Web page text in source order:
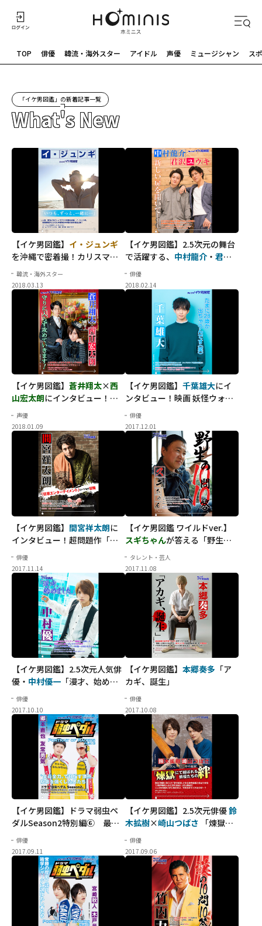
TOP 俳優 韓流・海外スター アイドル 声優 ミュージシャン ス
「イケ男図鑑」の新着記事一覧
What's New
【イケ男図鑑】 イ・ジュンギ
を沖縄で密着撮！カリスマ俳
優が語る、自分と"家族"のこ
れから
韓流・海外スター
2018.03.13
【イケ男図鑑】2.5次元の舞台
で活躍する、 中村龍介 ・ 君沢
ユウキ
る！
俳優
2018.02.14
【イケ男図鑑】 蒼井翔太×西
山宏太朗にインタビュー！
「守りに入らず攻めていきま
す！」
声優
2018.01.09
【イケ男図鑑】 千葉雄大にイ
ンタビュー！映画 妖怪ウォッ
チのアフレコで...
俳優
2017.12.01
【イケ男図鑑】 間宮祥太朗に
インタビュー！超問題作「全
員死刑」で映画初主演した理
由とは？
俳優
2017.11.14
【イケ男図鑑 ワイルドver.】
スギちゃんが答える「野生の
10問10答」
タレント・芸人
2017.11.08
【イケ男図鑑】2.5次元人気俳
優・ 中村優一 「漫才、始めま
した」
俳優
2017.10.10
【イケ男図鑑】 本郷奏多 「ア
カギ、誕生」
俳優
2017.10.08
【イケ男図鑑】ドラマ弱虫ペ
ダルSeason2特別編⑥ 最終
回の第6弾は
気
俳優
2017.09.11
【イケ男図鑑】2.5次元俳優鈴
木拡樹×崎山つばさ 「煉獄」
にて結ばれる俳優たちの絆
俳優
2017.09.06